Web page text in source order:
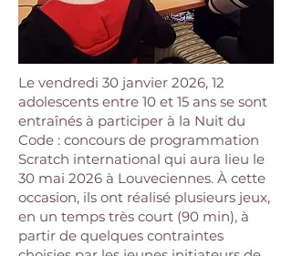
Le vendredi 30 janvier 2026, 12
adolescents entre 10 et 15 ans se sont
entraînés à participer à la Nuit du
Code : concours de programmation
Scratch international qui aura lieu le
30 mai 2026 à Louveciennes. À cette
occasion, ils ont réalisé plusieurs jeux,
en un temps très court (90 min), à
partir de quelques contraintes